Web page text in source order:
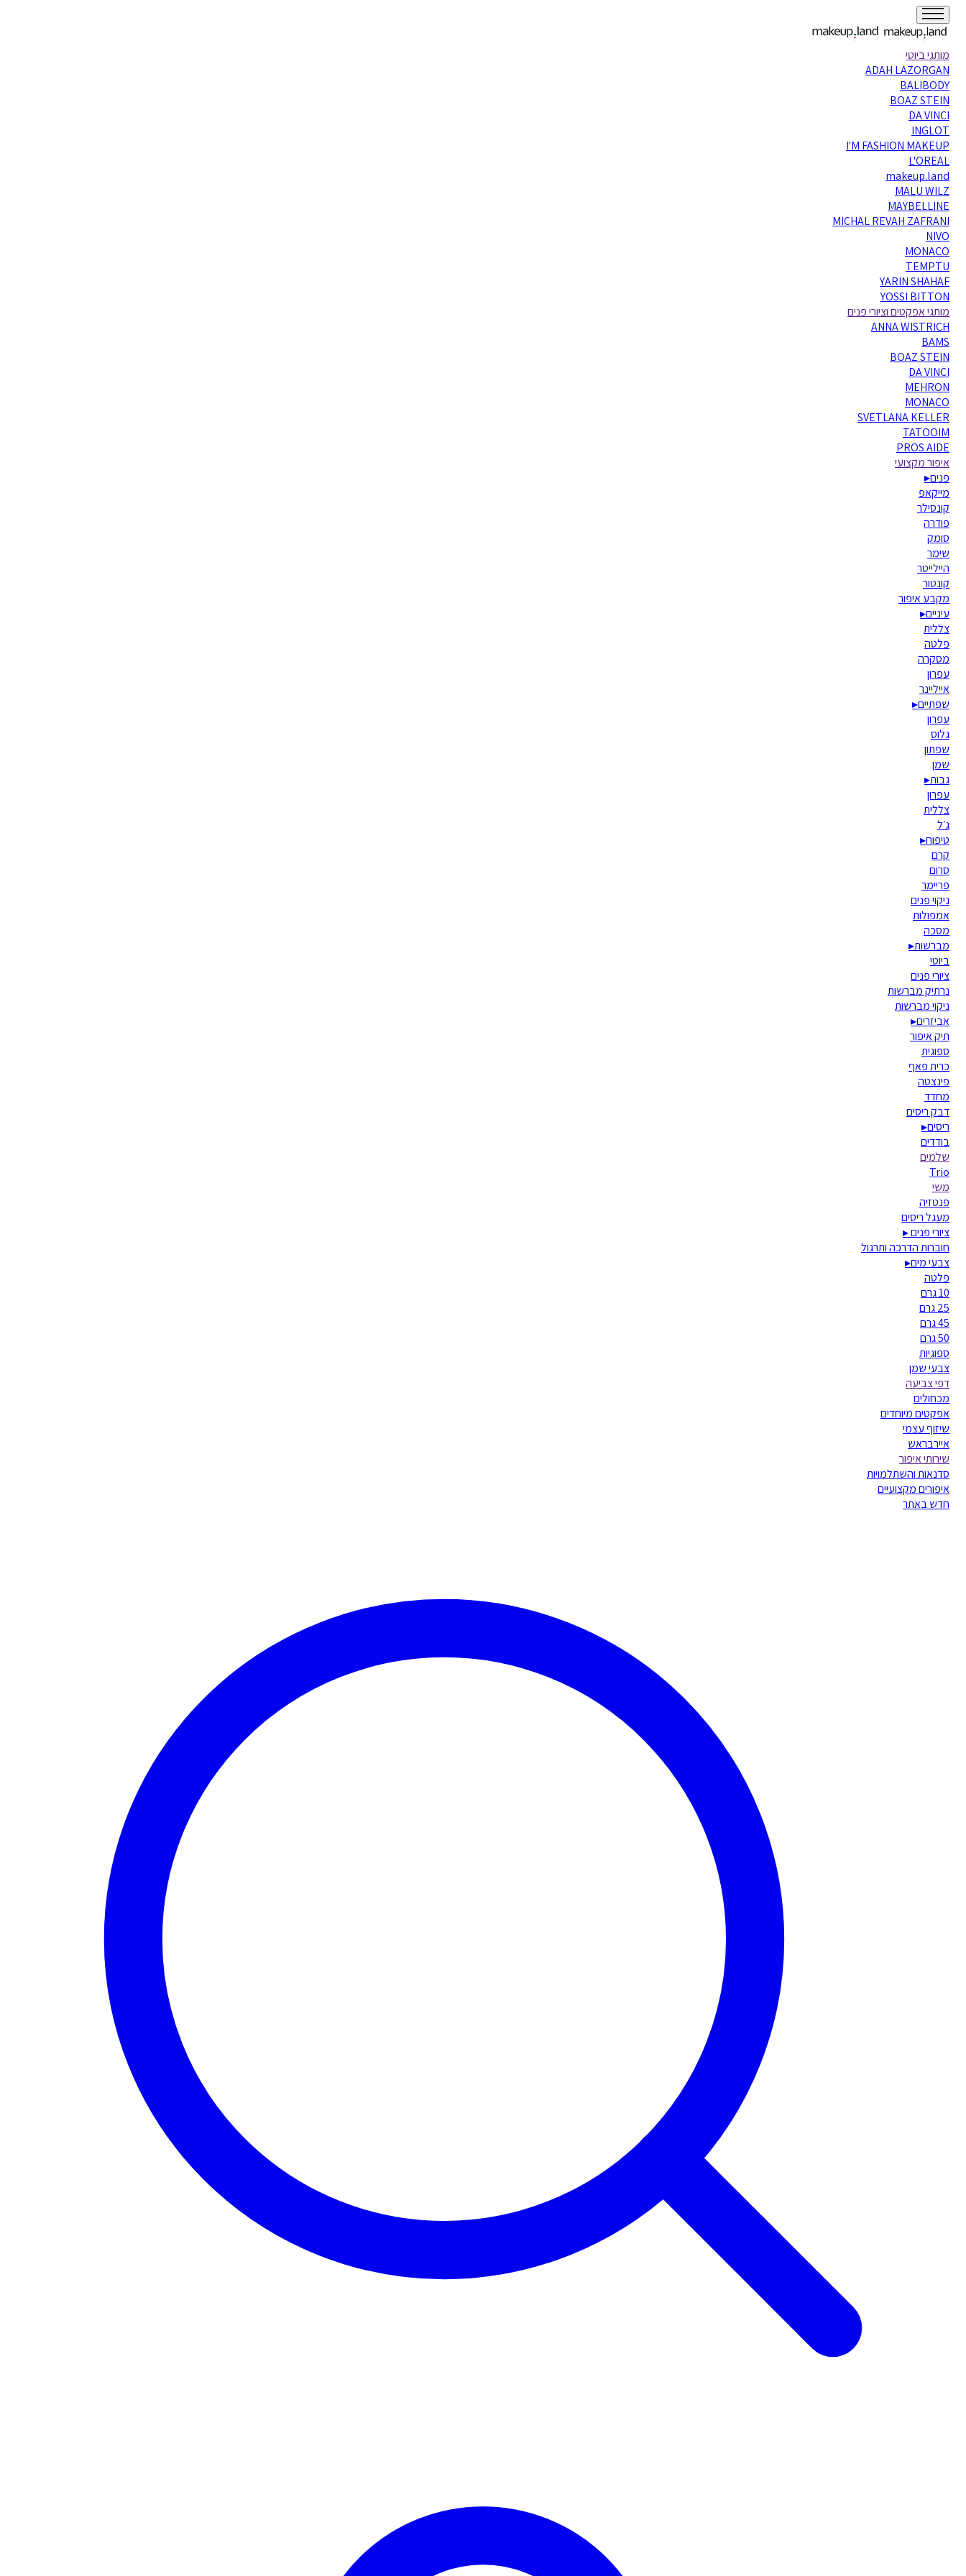
מותגי ביוטי
ADAH LAZORGAN
BALIBODY
BOAZ STEIN
DA VINCI
INGLOT
I'M FASHION MAKEUP
L'OREAL
makeup.land
MALU WILZ
MAYBELLINE
MICHAL REVAH ZAFRANI
NIVO
MONACO
TEMPTU
YARIN SHAHAF
YOSSI BITTON
מותגי אפקטים וציורי פנים
ANNA WISTRICH
BAMS
BOAZ STEIN
DA VINCI
MEHRON
MONACO
SVETLANA KELLER
TATOOIM
PROS AIDE
איפור מקצועי
פנים▸
מייקאפ
קונסילר
פודרה
סומק
שימר
היילייטר
קונטור
מקבע איפור
עיניים▸
צללית
פלטה
מסקרה
עפרון
אייליינר
שפתיים▸
עפרון
גלוס
שפתון
שמן
גבות▸
עפרון
צללית
ג׳ל
טיפוח▸
קרם
סרום
פריימר
ניקוי פנים
אמפולות
מסכה
מברשות▸
ביוטי
ציורי פנים
נרתיק מברשות
ניקוי מברשות
אביזרים▸
תיק איפור
ספוגית
כרית פאף
פינצטה
מחדד
דבק ריסים
ריסים▸
בודדים
שלמים
Trio
משי
פנטזיה
מעגל ריסים
ציורי פנים▸
חוברות הדרכה ותרגול
צבעי מים▸
פלטה
10 גרם
25 גרם
45 גרם
50 גרם
ספוגיות
צבעי שמן
דפי צביעה
מכחולים
אפקטים מיוחדים
שיזוף עצמי
איירבראש
שירותי איפור
סדנאות והשתלמויות
איפורים מקצועיים
חדש באתר